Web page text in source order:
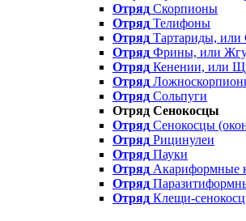
Отряд Скорпионы
Отряд Телифоны
Отряд Тартариды, или
Отряд Фрины, или
Отряд Кенении, или
Отряд
Отряд Сольпуги
Отряд Сенокосцы
Отряд Сенокосцы
Отряд Рицинулеи
Отряд Пауки
Отряд Акариформные
Отряд
Отряд Клещи-